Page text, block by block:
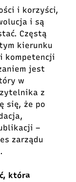
i korzyści,
i są
Częstą
kierunku
kompetencji
jest
w
z
się, że po
–
zarządu
która